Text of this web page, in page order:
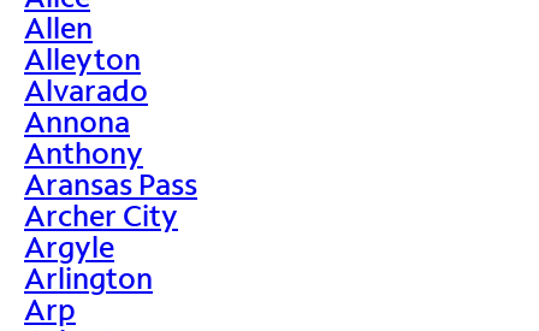
Allen
Alleyton
Alvarado
Annona
Anthony
Aransas Pass
Archer City
Argyle
Arlington
Arp